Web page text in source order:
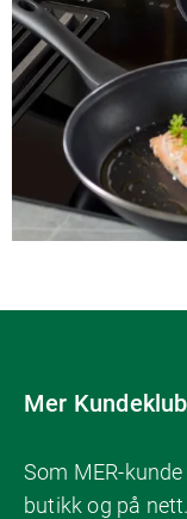
Mer
Som MER-
butikk og på nett.